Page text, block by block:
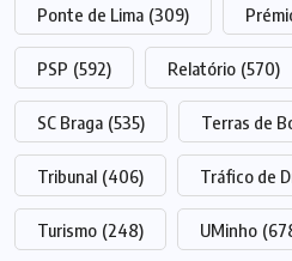
Ponte de Lima (309)
PSP (592) Relatório (570)
SC Braga (535) Terras de
Tribunal (406) Tráfico de
Turismo (248) UMinho